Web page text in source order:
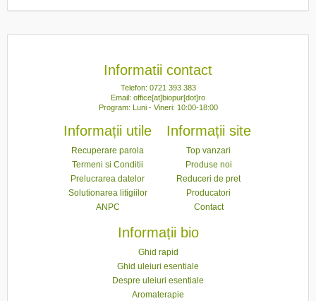
Informatii contact
Telefon: 0721 393 383
Email: office[at]biopur[dot]ro
Program: Luni - Vineri: 10:00-18:00
Informații utile
Recuperare parola
Termeni si Conditii
Prelucrarea datelor
Solutionarea litigiilor
ANPC
Informații site
Top vanzari
Produse noi
Reduceri de pret
Producatori
Contact
Informații bio
Ghid rapid
Ghid uleiuri esentiale
Despre uleiuri esentiale
Aromaterapie